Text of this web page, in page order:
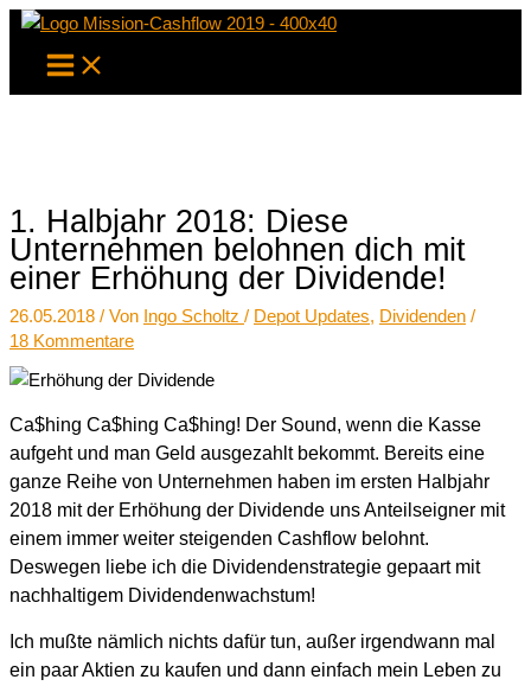
Zum
Inhalt
springen
1. Halbjahr 2018: Diese
Unternehmen belohnen dich mit
einer Erhöhung der Dividende!
26.05.2018 / Von Ingo Scholtz / Depot Updates, Dividenden /
18 Kommentare
Ca$hing Ca$hing Ca$hing! Der Sound, wenn die Kasse
aufgeht und man Geld ausgezahlt bekommt. Bereits eine
ganze Reihe von Unternehmen haben im ersten Halbjahr
2018 mit der Erhöhung der Dividende uns Anteilseigner mit
einem immer weiter steigenden Cashflow belohnt.
Deswegen liebe ich die Dividendenstrategie gepaart mit
nachhaltigem Dividendenwachstum!
Ich mußte nämlich nichts dafür tun, außer irgendwann mal
ein paar Aktien zu kaufen und dann einfach mein Leben zu